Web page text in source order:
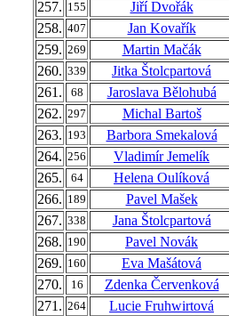
257. 155
Jiří Dvořák
258. 407
Jan Kovařík
259. 269
Martin Mačák
260. 339
Jitka Štolcpartová
261.
68
Jaroslava Bělohubá
262. 297
Michal Bartoš
263. 193
Barbora Smekalová
264. 256
Vladimír Jemelík
265.
64
Helena Oulíková
266. 189
Pavel Mašek
267. 338
Jana Štolcpartová
268. 190
Pavel Novák
269. 160
Eva Mašátová
270.
16
Zdenka Červenková
271. 264
Lucie Fruhwirtová